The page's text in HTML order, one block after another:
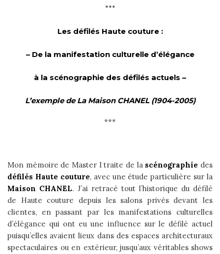
***
Les défilés Haute couture :
– De la manifestation culturelle d’élégance
à la scénographie des défilés actuels –
L’exemple de La Maison CHANEL (1904-2005)
***
Mon mémoire de Master I traite de la scénographie des
défilés Haute couture, avec une étude particulière sur la
Maison CHANEL. J’ai retracé tout l’historique du défilé
de Haute couture depuis les salons privés devant les
clientes, en passant par les manifestations culturelles
d’élégance qui ont eu une influence sur le défilé actuel
puisqu’elles avaient lieux dans des espaces architecturaux
spectaculaires ou en extérieur, jusqu’aux véritables shows